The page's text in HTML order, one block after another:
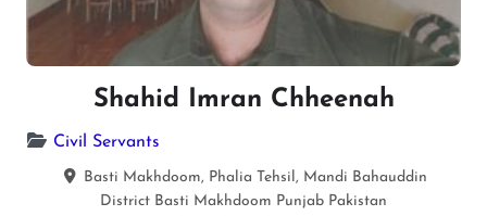
Shahid Imran Chheenah
Civil Servants
Basti Makhdoom, Phalia Tehsil, Mandi Bahauddin
District Basti Makhdoom Punjab Pakistan